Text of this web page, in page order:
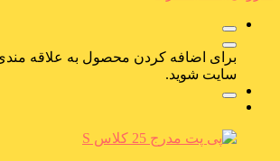
برای اضافه کردن محصول به علاقه مندی
سایت شوید.